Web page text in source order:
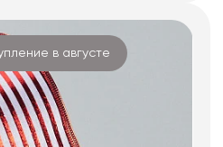
в августе